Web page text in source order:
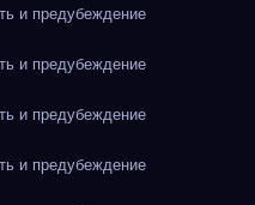
и предубеждение
и предубеждение
и предубеждение
и предубеждение